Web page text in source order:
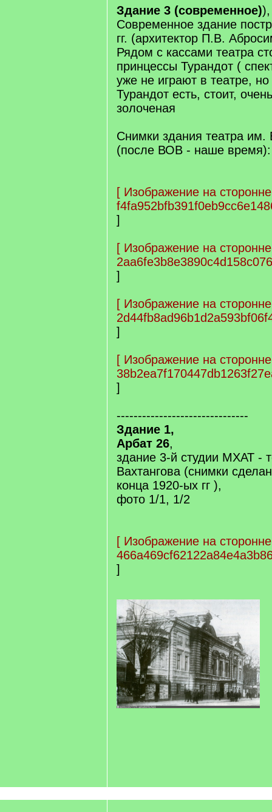
Здание 3 (современное)),
Современное здание
гг. (архитектор П.В.
Рядом с кассами театра
принцессы Турандот (
уже не играют в театре,
Турандот есть, стоит,
золоченая
Снимки здания театра им.
(после ВОВ - наше время):
[ Изображение на
]
[ Изображение на
]
[ Изображение на
]
[ Изображение на
]
-------------------------------
Здание 1,
Арбат 26,
здание 3-й студии МХАТ -
Вахтангова (снимки
конца 1920-ых гг ),
фото 1/1, 1/2
[ Изображение на
]